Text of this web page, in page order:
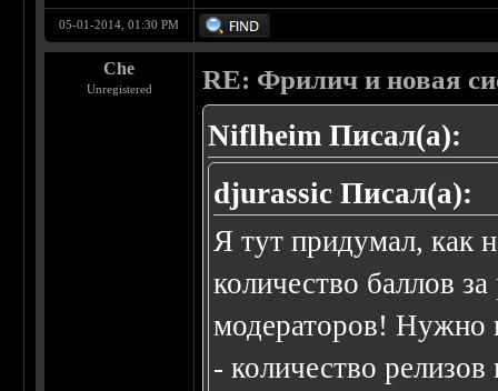
05-01-2014, 01:30 PM
Che
Unregistered RE: Фрилич и новая
Niflheim Писал(а):
djurassic Писал(а):
Я тут придумал, как
количество баллов
модераторов! Нужно
- количество